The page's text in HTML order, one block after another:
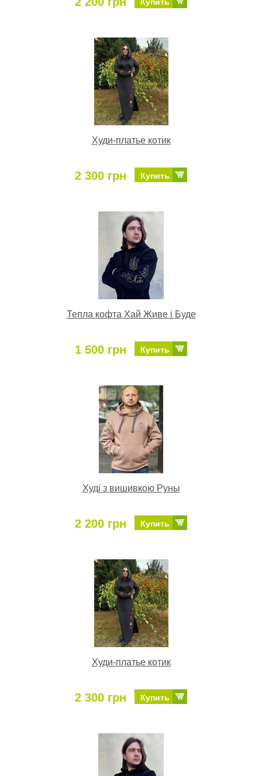
Худи-платье котик
2 300 грн Купить
Тепла кофта Хай Живе і Буде
1 500 грн Купить
Худі з вишивкою Руны
2 200 грн Купить
Худи-платье котик
2 300 грн Купить